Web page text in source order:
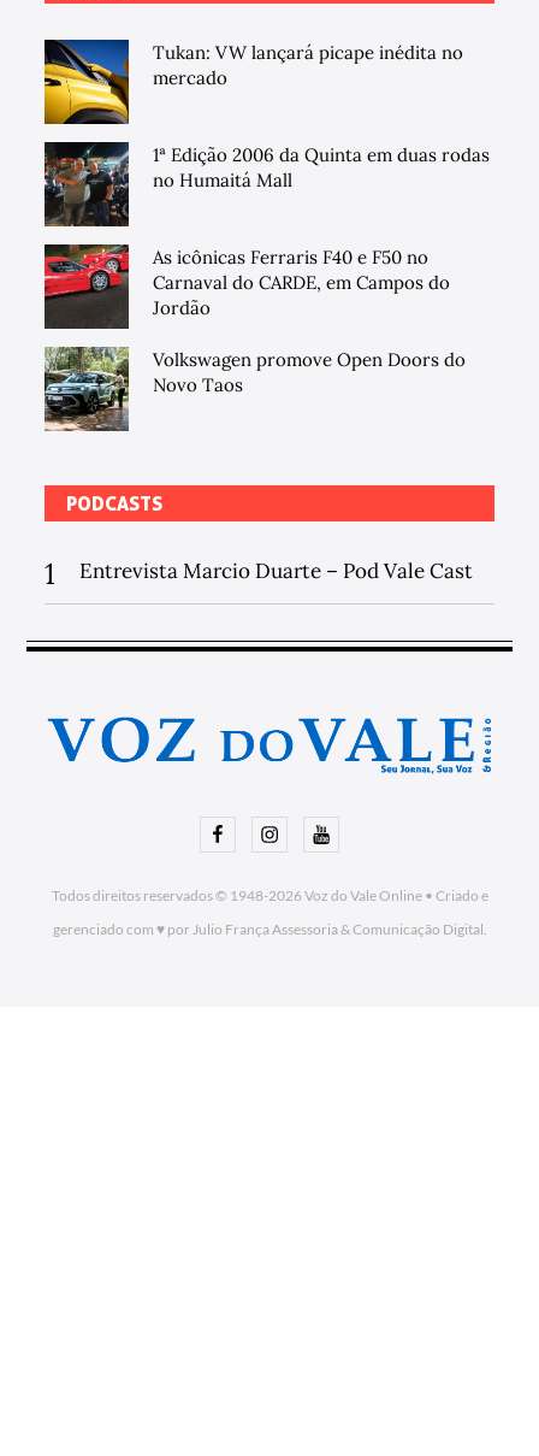
Tukan: VW lançará picape inédita no
mercado
1ª Edição 2006 da Quinta em duas rodas
no Humaitá Mall
As icônicas Ferraris F40 e F50 no
Carnaval do CARDE, em Campos do
Jordão
Volkswagen promove Open Doors do
Novo Taos
PODCASTS
1 Entrevista Marcio Duarte – Pod Vale Cast
FacebookInstagramYoutube
Todos direitos reservados © 1948-2026Voz do Vale Online• Criado e
gerenciado com ♥ por Julio França Assessoria& Comunicação Digital.